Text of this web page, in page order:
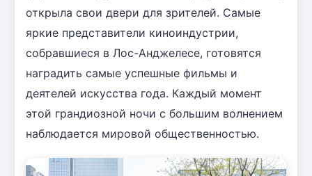
открыла свои двери для зрителей. Самые
яркие представители киноиндустрии,
собравшиеся в Лос-Анджелесе, готовятся
наградить самые успешные фильмы и
деятелей искусства года. Каждый момент
этой грандиозной ночи с большим волнением
наблюдается мировой общественностью.